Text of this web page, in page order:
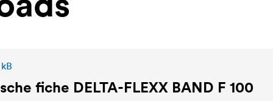
fiche DELTA-FLEXX BAND F 100